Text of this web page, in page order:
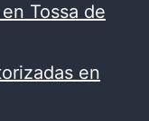
Tossa de
en